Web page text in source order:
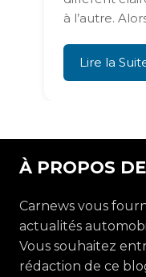
à l’autre.
Lire la
À PROPOS
Carnews vous
actualités
Vous souhaitez
rédaction de ce